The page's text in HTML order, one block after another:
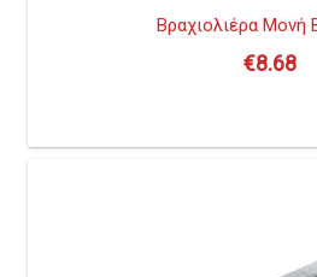
Βραχιολιέρα Μονή
€8.68